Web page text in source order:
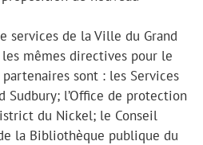
services de la Ville du Grand
mêmes directives pour le
partenaires sont : les Services
Sudbury; l’Office de protection
du Nickel; le Conseil
la Bibliothèque publique du